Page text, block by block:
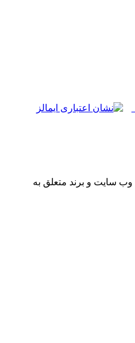
وب سایت و برند متعلق به